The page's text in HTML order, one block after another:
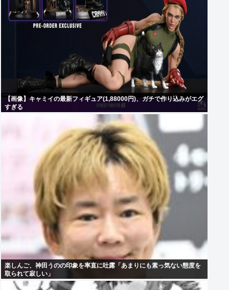
【画像】キャミイの最新フィギュア(1,88000円)、ガチで作り込みがエグ
すぎる
楽しんご、神田うのの印象を率直に吐露「あまりにも素っ気ない態度を
取られて寂しい」